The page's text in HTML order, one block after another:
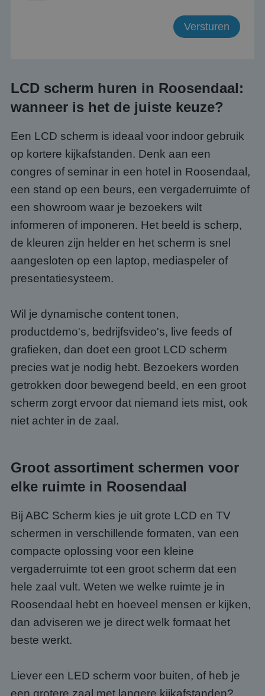
LCD scherm huren in Roosendaal:
wanneer is het de juiste keuze?
Een LCD scherm is ideaal voor indoor gebruik
op kortere kijkafstanden. Denk aan een
congres of seminar in een hotel in Roosendaal,
een stand op een beurs, een vergaderruimte of
een showroom waar je bezoekers wilt
informeren of imponeren. Het beeld is scherp,
de kleuren zijn helder en het scherm is snel
aangesloten op een laptop, mediaspeler of
presentatiesysteem.
Wil je dynamische content tonen,
productdemo's, bedrijfsvideo's, live feeds of
grafieken, dan doet een groot LCD scherm
precies wat je nodig hebt. Bezoekers worden
getrokken door bewegend beeld, en een groot
scherm zorgt ervoor dat niemand iets mist, ook
niet achter in de zaal.
Groot assortiment schermen voor
elke ruimte in Roosendaal
Bij ABC Scherm kies je uit grote LCD en TV
schermen in verschillende formaten, van een
compacte oplossing voor een kleine
vergaderruimte tot een groot scherm dat een
hele zaal vult. Weten we welke ruimte je in
Roosendaal hebt en hoeveel mensen er kijken,
dan adviseren we je direct welk formaat het
beste werkt.
Liever een LED scherm voor buiten, of heb je
een grotere zaal met langere kijkafstanden?